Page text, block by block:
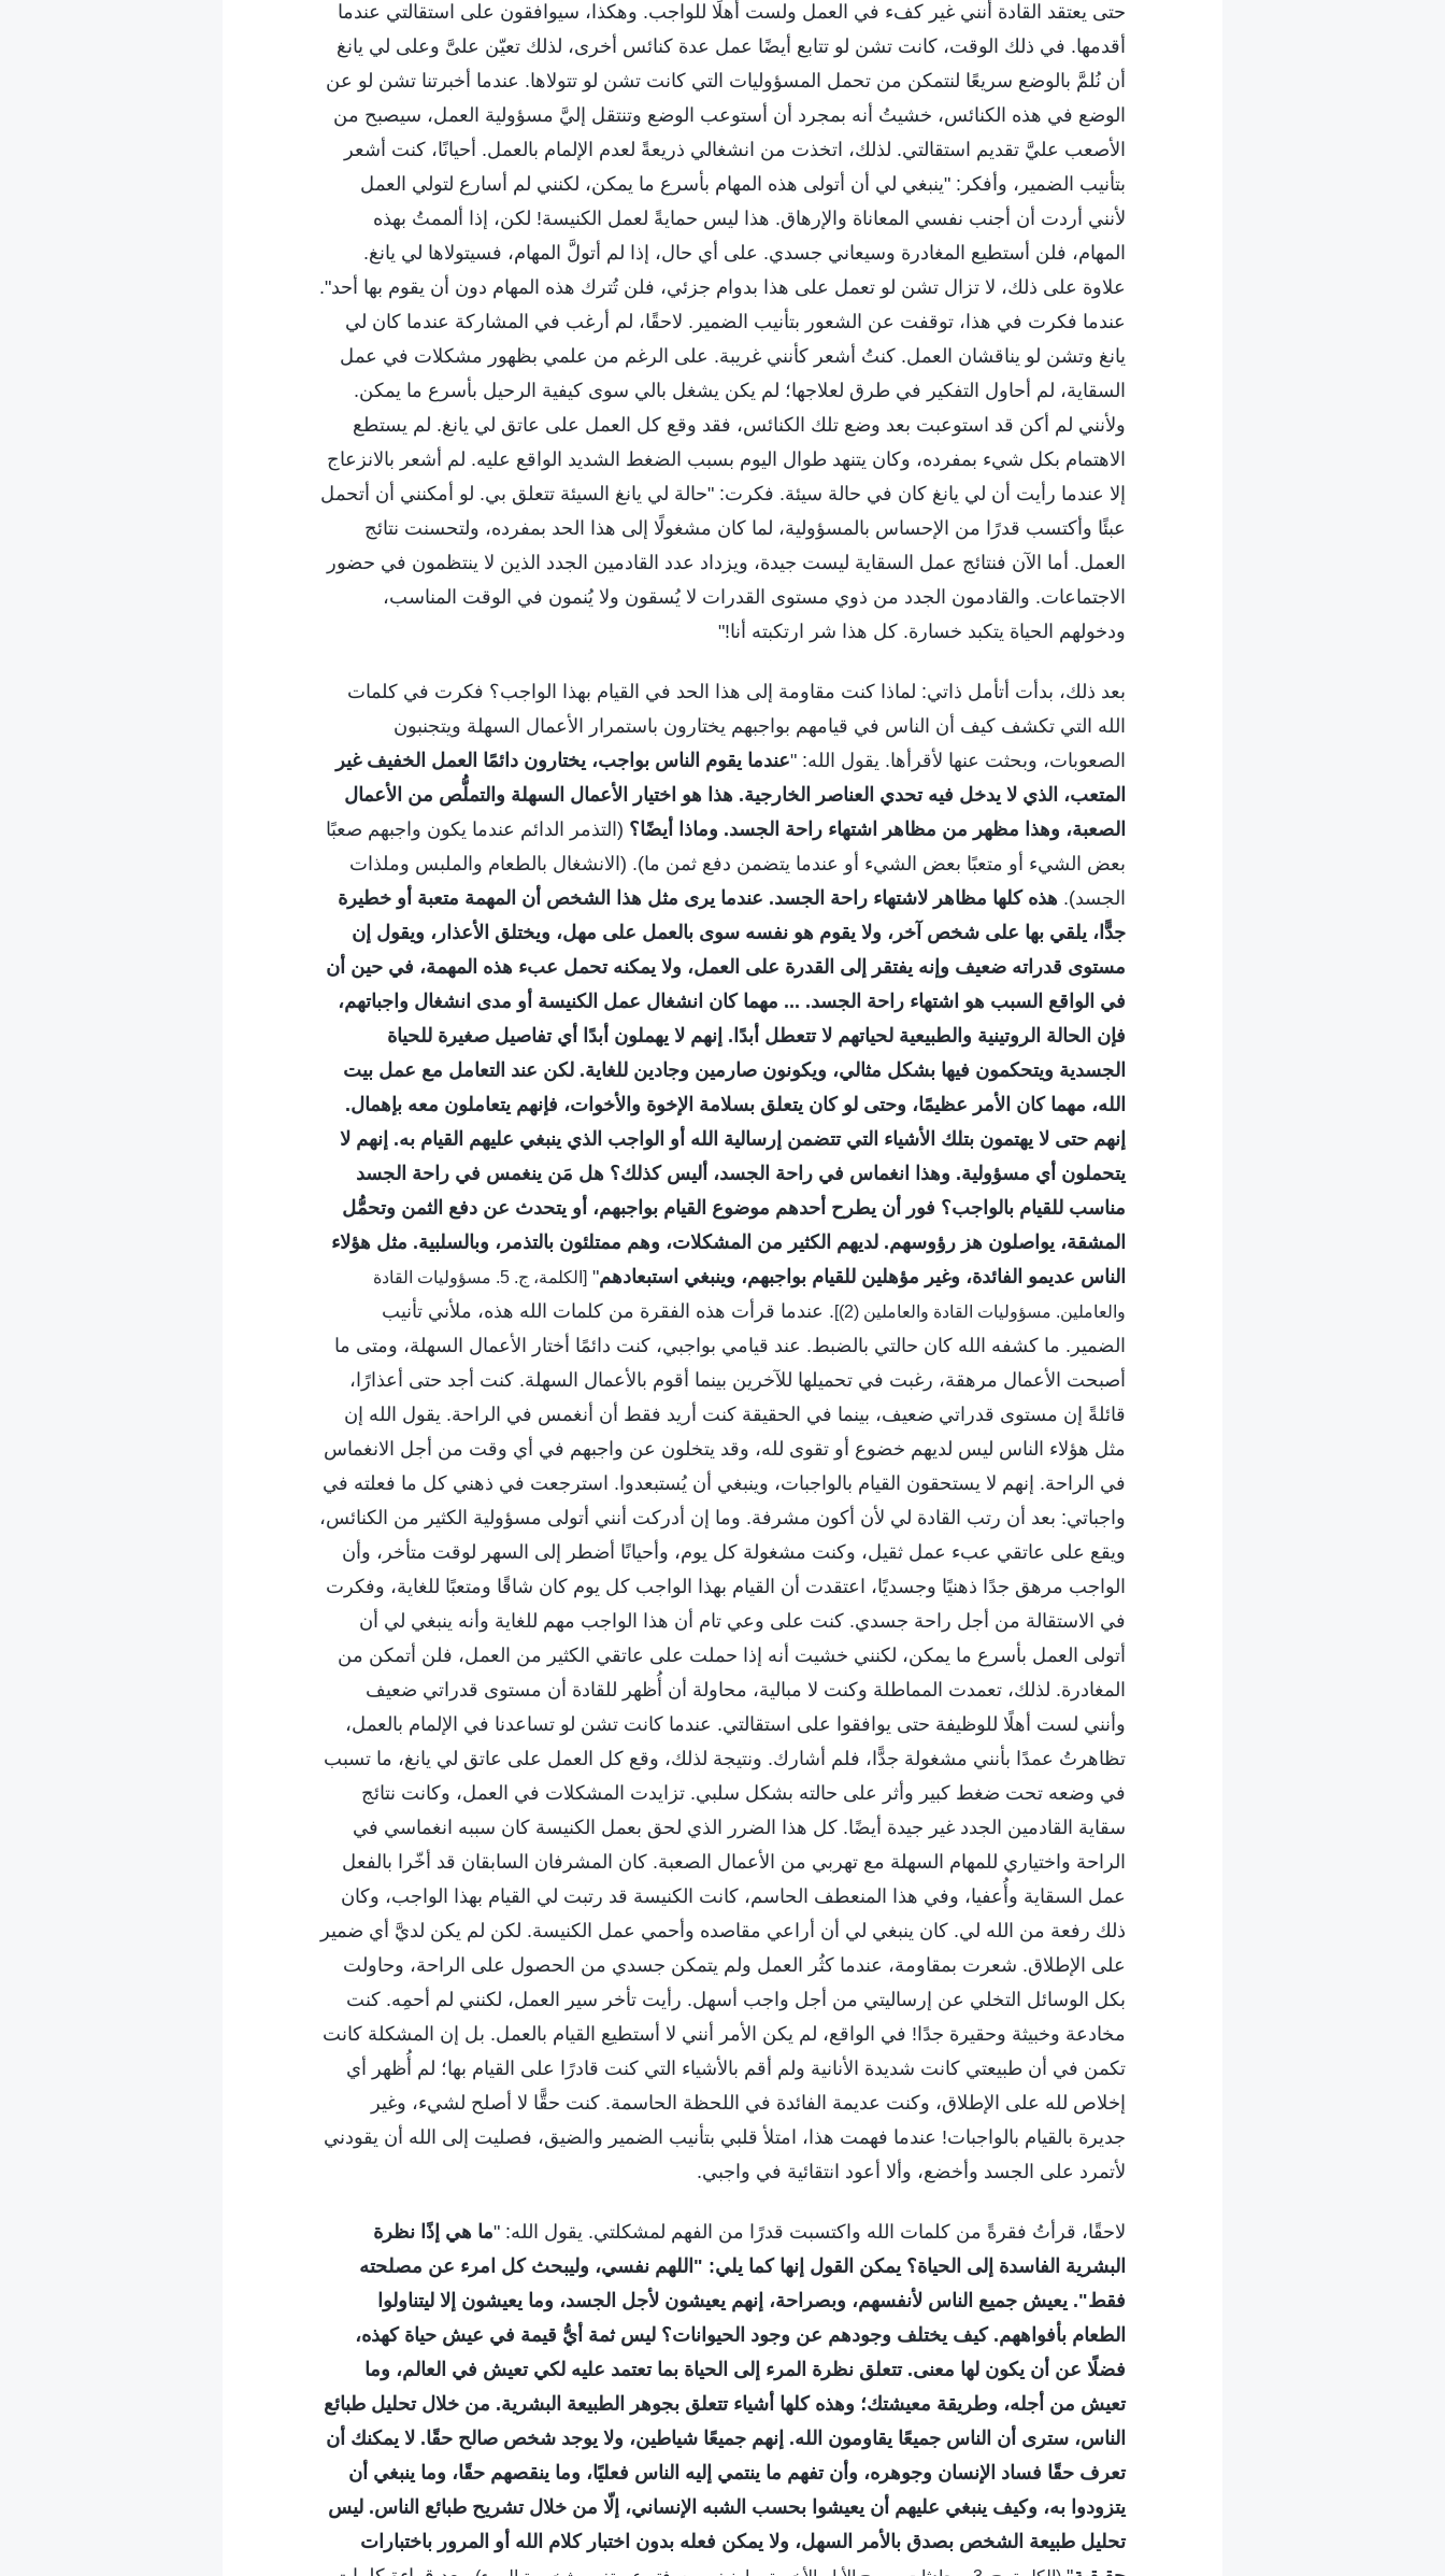
حتى يعتقد القادة أنني غير كفء في العمل ولست أهلًا للواجب. وهكذا، سيوافقون على استقالتي عندما
أقدمها. في ذلك الوقت، كانت تشن لو تتابع أيضًا عمل عدة كنائس أخرى، لذلك تعيّن علىَّ وعلى لي يانغ
أن نُلمَّ بالوضع سريعًا لنتمكن من تحمل المسؤوليات التي كانت تشن لو تتولاها. عندما أخبرتنا تشن لو عن
الوضع في هذه الكنائس، خشيتُ أنه بمجرد أن أستوعب الوضع وتنتقل إليَّ مسؤولية العمل، سيصبح من
الأصعب عليَّ تقديم استقالتي. لذلك، اتخذت من انشغالي ذريعةً لعدم الإلمام بالعمل. أحيانًا، كنت أشعر
بتأنيب الضمير، وأفكر: "ينبغي لي أن أتولى هذه المهام بأسرع ما يمكن، لكنني لم أسارع لتولي العمل
لأنني أردت أن أجنب نفسي المعاناة والإرهاق. هذا ليس حمايةً لعمل الكنيسة! لكن، إذا ألممتُ بهذه
المهام، فلن أستطيع المغادرة وسيعاني جسدي. على أي حال، إذا لم أتولَّ المهام، فسيتولاها لي يانغ.
علاوة على ذلك، لا تزال تشن لو تعمل على هذا بدوام جزئي، فلن تُترك هذه المهام دون أن يقوم بها أحد".
عندما فكرت في هذا، توقفت عن الشعور بتأنيب الضمير. لاحقًا، لم أرغب في المشاركة عندما كان لي
يانغ وتشن لو يناقشان العمل. كنتُ أشعر كأنني غريبة. على الرغم من علمي بظهور مشكلات في عمل
السقاية، لم أحاول التفكير في طرق لعلاجها؛ لم يكن يشغل بالي سوى كيفية الرحيل بأسرع ما يمكن.
ولأنني لم أكن قد استوعبت بعد وضع تلك الكنائس، فقد وقع كل العمل على عاتق لي يانغ. لم يستطع
الاهتمام بكل شيء بمفرده، وكان يتنهد طوال اليوم بسبب الضغط الشديد الواقع عليه. لم أشعر بالانزعاج
إلا عندما رأيت أن لي يانغ كان في حالة سيئة. فكرت: "حالة لي يانغ السيئة تتعلق بي. لو أمكنني أن أتحمل
عبئًا وأكتسب قدرًا من الإحساس بالمسؤولية، لما كان مشغولًا إلى هذا الحد بمفرده، ولتحسنت نتائج
العمل. أما الآن فنتائج عمل السقاية ليست جيدة، ويزداد عدد القادمين الجدد الذين لا ينتظمون في حضور
الاجتماعات. والقادمون الجدد من ذوي مستوى القدرات لا يُسقون ولا يُنمون في الوقت المناسب،
ودخولهم الحياة يتكبد خسارة. كل هذا شر ارتكبته أنا!"
بعد ذلك، بدأت أتأمل ذاتي: لماذا كنت مقاومة إلى هذا الحد في القيام بهذا الواجب؟ فكرت في كلمات
الله التي تكشف كيف أن الناس في قيامهم بواجبهم يختارون باستمرار الأعمال السهلة ويتجنبون
الصعوبات، وبحثت عنها لأقرأها. يقول الله: "عندما يقوم الناس بواجب، يختارون دائمًا العمل الخفيف غير
المتعب، الذي لا يدخل فيه تحدي العناصر الخارجية. هذا هو اختيار الأعمال السهلة والتملُّص من الأعمال
الصعبة، وهذا مظهر من مظاهر اشتهاء راحة الجسد. وماذا أيضًا؟ (التذمر الدائم عندما يكون واجبهم صعبًا
بعض الشيء أو متعبًا بعض الشيء أو عندما يتضمن دفع ثمن ما). (الانشغال بالطعام والملبس وملذات
الجسد). هذه كلها مظاهر لاشتهاء راحة الجسد. عندما يرى مثل هذا الشخص أن المهمة متعبة أو خطيرة
جدًّا، يلقي بها على شخص آخر، ولا يقوم هو نفسه سوى بالعمل على مهل، ويختلق الأعذار، ويقول إن
مستوى قدراته ضعيف وإنه يفتقر إلى القدرة على العمل، ولا يمكنه تحمل عبء هذه المهمة، في حين أن
في الواقع السبب هو اشتهاء راحة الجسد. ... مهما كان انشغال عمل الكنيسة أو مدى انشغال واجباتهم،
فإن الحالة الروتينية والطبيعية لحياتهم لا تتعطل أبدًا. إنهم لا يهملون أبدًا أي تفاصيل صغيرة للحياة
الجسدية ويتحكمون فيها بشكل مثالي، ويكونون صارمين وجادين للغاية. لكن عند التعامل مع عمل بيت
الله، مهما كان الأمر عظيمًا، وحتى لو كان يتعلق بسلامة الإخوة والأخوات، فإنهم يتعاملون معه بإهمال.
إنهم حتى لا يهتمون بتلك الأشياء التي تتضمن إرسالية الله أو الواجب الذي ينبغي عليهم القيام به. إنهم لا
يتحملون أي مسؤولية. وهذا انغماس في راحة الجسد، أليس كذلك؟ هل مَن ينغمس في راحة الجسد
مناسب للقيام بالواجب؟ فور أن يطرح أحدهم موضوع القيام بواجبهم، أو يتحدث عن دفع الثمن وتحمُّل
المشقة، يواصلون هز رؤوسهم. لديهم الكثير من المشكلات، وهم ممتلئون بالتذمر، وبالسلبية. مثل هؤلاء
الناس عديمو الفائدة، وغير مؤهلين للقيام بواجبهم، وينبغي استبعادهم"
[الكلمة، ج. 5. مسؤوليات القادة
والعاملين. مسؤوليات القادة والعاملين (2)]
. عندما قرأت هذه الفقرة من كلمات الله هذه، ملأني تأنيب
الضمير. ما كشفه الله كان حالتي بالضبط. عند قيامي بواجبي، كنت دائمًا أختار الأعمال السهلة، ومتى ما
أصبحت الأعمال مرهقة، رغبت في تحميلها للآخرين بينما أقوم بالأعمال السهلة. كنت أجد حتى أعذارًا،
قائلةً إن مستوى قدراتي ضعيف، بينما في الحقيقة كنت أريد فقط أن أنغمس في الراحة. يقول الله إن
مثل هؤلاء الناس ليس لديهم خضوع أو تقوى لله، وقد يتخلون عن واجبهم في أي وقت من أجل الانغماس
في الراحة. إنهم لا يستحقون القيام بالواجبات، وينبغي أن يُستبعدوا. استرجعت في ذهني كل ما فعلته في
واجباتي: بعد أن رتب القادة لي لأن أكون مشرفة. وما إن أدركت أنني أتولى مسؤولية الكثير من الكنائس،
ويقع على عاتقي عبء عمل ثقيل، وكنت مشغولة كل يوم، وأحيانًا أضطر إلى السهر لوقت متأخر، وأن
الواجب مرهق جدًا ذهنيًا وجسديًا، اعتقدت أن القيام بهذا الواجب كل يوم كان شاقًا ومتعبًا للغاية، وفكرت
في الاستقالة من أجل راحة جسدي. كنت على وعي تام أن هذا الواجب مهم للغاية وأنه ينبغي لي أن
أتولى العمل بأسرع ما يمكن، لكنني خشيت أنه إذا حملت على عاتقي الكثير من العمل، فلن أتمكن من
المغادرة. لذلك، تعمدت المماطلة وكنت لا مبالية، محاولة أن أُظهر للقادة أن مستوى قدراتي ضعيف
وأنني لست أهلًا للوظيفة حتى يوافقوا على استقالتي. عندما كانت تشن لو تساعدنا في الإلمام بالعمل،
تظاهرتُ عمدًا بأنني مشغولة جدًّا، فلم أشارك. ونتيجة لذلك، وقع كل العمل على عاتق لي يانغ، ما تسبب
في وضعه تحت ضغط كبير وأثر على حالته بشكل سلبي. تزايدت المشكلات في العمل، وكانت نتائج
سقاية القادمين الجدد غير جيدة أيضًا. كل هذا الضرر الذي لحق بعمل الكنيسة كان سببه انغماسي في
الراحة واختياري للمهام السهلة مع تهربي من الأعمال الصعبة. كان المشرفان السابقان قد أخّرا بالفعل
عمل السقاية وأُعفيا، وفي هذا المنعطف الحاسم، كانت الكنيسة قد رتبت لي القيام بهذا الواجب، وكان
ذلك رفعة من الله لي. كان ينبغي لي أن أراعي مقاصده وأحمي عمل الكنيسة. لكن لم يكن لديَّ أي ضمير
على الإطلاق. شعرت بمقاومة، عندما كثُر العمل ولم يتمكن جسدي من الحصول على الراحة، وحاولت
بكل الوسائل التخلي عن إرساليتي من أجل واجب أسهل. رأيت تأخر سير العمل، لكنني لم أحمِه. كنت
مخادعة وخبيثة وحقيرة جدًا! في الواقع، لم يكن الأمر أنني لا أستطيع القيام بالعمل. بل إن المشكلة كانت
تكمن في أن طبيعتي كانت شديدة الأنانية ولم أقم بالأشياء التي كنت قادرًا على القيام بها؛ لم أُظهر أي
إخلاص لله على الإطلاق، وكنت عديمة الفائدة في اللحظة الحاسمة. كنت حقًّا لا أصلح لشيء، وغير
جديرة بالقيام بالواجبات! عندما فهمت هذا، امتلأ قلبي بتأنيب الضمير والضيق، فصليت إلى الله أن يقودني
لأتمرد على الجسد وأخضع، وألا أعود انتقائية في واجبي.
لاحقًا، قرأتُ فقرةً من كلمات الله واكتسبت قدرًا من الفهم لمشكلتي. يقول الله: "ما هي إذًا نظرة
البشرية الفاسدة إلى الحياة؟ يمكن القول إنها كما يلي: "اللهم نفسي، وليبحث كل امرء عن مصلحته
فقط". يعيش جميع الناس لأنفسهم، وبصراحة، إنهم يعيشون لأجل الجسد، وما يعيشون إلا ليتناولوا
الطعام بأفواههم. كيف يختلف وجودهم عن وجود الحيوانات؟ ليس ثمة أيُّ قيمة في عيش حياة كهذه،
فضلًا عن أن يكون لها معنى. تتعلق نظرة المرء إلى الحياة بما تعتمد عليه لكي تعيش في العالم، وما
تعيش من أجله، وطريقة معيشتك؛ وهذه كلها أشياء تتعلق بجوهر الطبيعة البشرية. من خلال تحليل طبائع
الناس، سترى أن الناس جميعًا يقاومون الله. إنهم جميعًا شياطين، ولا يوجد شخص صالح حقًا. لا يمكنك أن
تعرف حقًا فساد الإنسان وجوهره، وأن تفهم ما ينتمي إليه الناس فعليًا، وما ينقصهم حقًا، وما ينبغي أن
يتزودوا به، وكيف ينبغي عليهم أن يعيشوا بحسب الشبه الإنساني، إلّا من خلال تشريح طبائع الناس. ليس
تحليل طبيعة الشخص بصدق بالأمر السهل، ولا يمكن فعله بدون اختبار كلام الله أو المرور باختبارات